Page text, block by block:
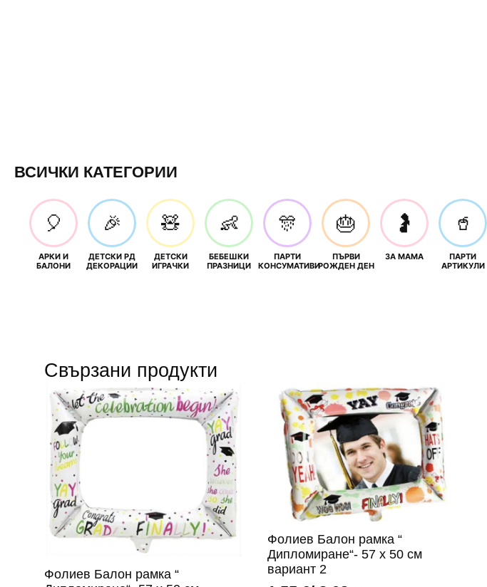
ВСИЧКИ КАТЕГОРИИ
🎈
АРКИ И
БАЛОНИ
🎉
ДЕТСКИ РД
ДЕКОРАЦИИ
🧸
ДЕТСКИ
ИГРАЧКИ
👶
БЕБЕШКИ
ПРАЗНИЦИ
🎊
ПАРТИ
КОНСУМАТИВИ
🎂
ПЪРВИ
РОЖДЕН ДЕН
🤰
ЗА МАМА
🥤
ПАРТИ
АРТИКУЛИ
Свързани продукти
Фолиев Балон рамка “
Фолиев Балон рамка “
Дипломиране“- 57 х 50 см
вариант 2